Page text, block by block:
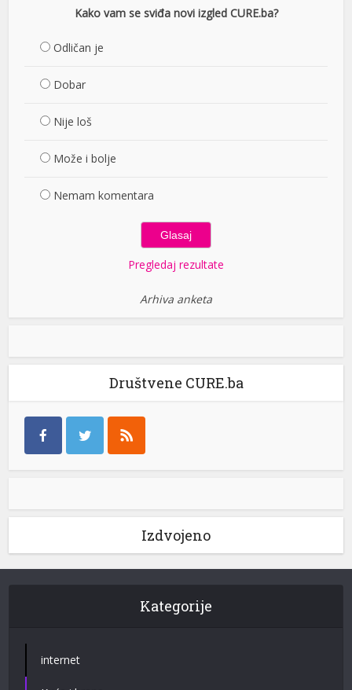
Kako vam se sviđa novi izgled CURE.ba?
Odličan je
Dobar
Nije loš
Može i bolje
Nemam komentara
Pregledaj rezultate
Arhiva anketa
Društvene CURE.ba
Izdvojeno
Kategorije
internet